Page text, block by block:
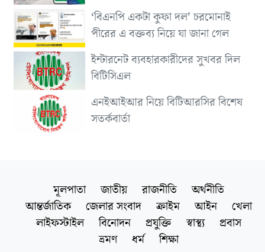
‘বিএনপি একটা কুফা দল’ চরমোনাই
পীরের এ বক্তব্য নিয়ে যা জানা গেল
ইন্টারনেট ব্যবহারকারীদের সুখবর দিল
বিটিসিএল
এনইআইআর নিয়ে বিটিআরসির বিশেষ
সতর্কবার্তা
মূলপাতা জাতীয় রাজনীতি
অর্থনীতি
আন্তর্জাতিক
জেলার সংবাদ ক্রাইম আইন
খেলা
লাইফস্টাইল
বিনোদন প্রযুক্তি স্বাস্থ্য
প্রবাস
ভ্রমণ
ধর্ম শিক্ষা